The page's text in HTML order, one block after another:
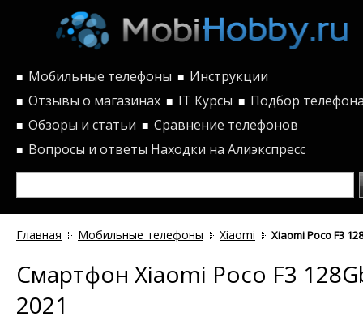
■ Мобильные телефоны ■ Инструкции
■ Отзывы о магазинах ■ IT Курсы ■ Подбор
■ Обзоры и статьи ■ Сравнение телефонов
■ Вопросы и ответы Находки на Алиэкспресс
Главная Мобильные телефоны Xiaomi Xiaomi Poco F3
Смартфон Xiaomi Poco F3
2021